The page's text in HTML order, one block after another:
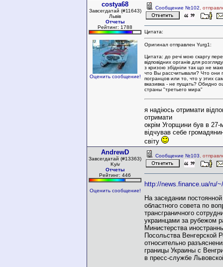
costya68
Завсегдатай (#11643)
Львів
Отчеты
Рейтинг: 1788
Оценить сообщение!
Сообщение №102 ,
Цитата:
Оригинал отправлен Yurg1:
Цитата: до речі мою скаргу
відповідних органів для
з кризою збідніли так що не
что Вы рассчитывали? Что они
погранцов или то, что у этих
вказивка - не пущать? Обидно
страны "третьего мира"
я надіюсь отримати
отримати
окрім Угорщини був в 27-
відчував себе
світу
AndrewD
Завсегдатай (#13363)
Kyiv
Отчеты
Рейтинг: 446
Оценить сообщение!
Сообщение №103 ,
http://news.finance.ua/ru/
На заседании
областного совета по
трансграничного
украинцами за рубежом
Министерства
Посольства Венгерской
относительно
границы Украины с
в пресс-службе